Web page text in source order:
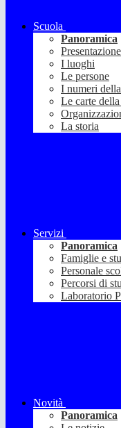
Scuola
Panoramica
Presentazione
I luoghi
Le persone
I numeri
Le carte
La storia
Servizi
Panoramica
Famiglie e
Personale
Percorsi di
Laboratorio
Novità
Panoramica